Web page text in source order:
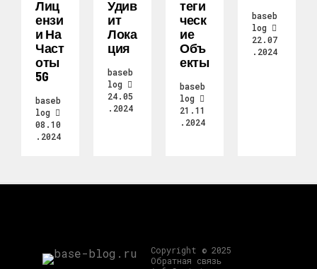
Лиц
Ензи
И На
Част
Оты
5G
baseb
log
08.10
.2024
Удив
Ит
Лока
Ция
baseb
log
24.05
.2024
Теги
Ческ
Ие
Объ
Екты
baseb
log
21.11
.2024
baseb
log
22.07
.2024
Copyright © 2025
Обратная связь